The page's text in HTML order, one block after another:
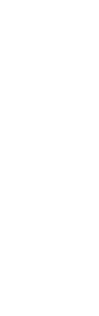
Obehandlat
Behandlat
Obehandlat